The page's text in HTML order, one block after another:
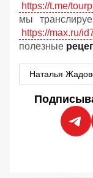
https://t.me/
мы
https://max.ru/
полезные
Наталья